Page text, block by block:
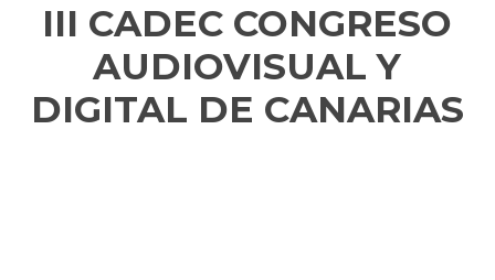
III CADEC CONGRESO
AUDIOVISUAL Y
DIGITAL DE CANARIAS